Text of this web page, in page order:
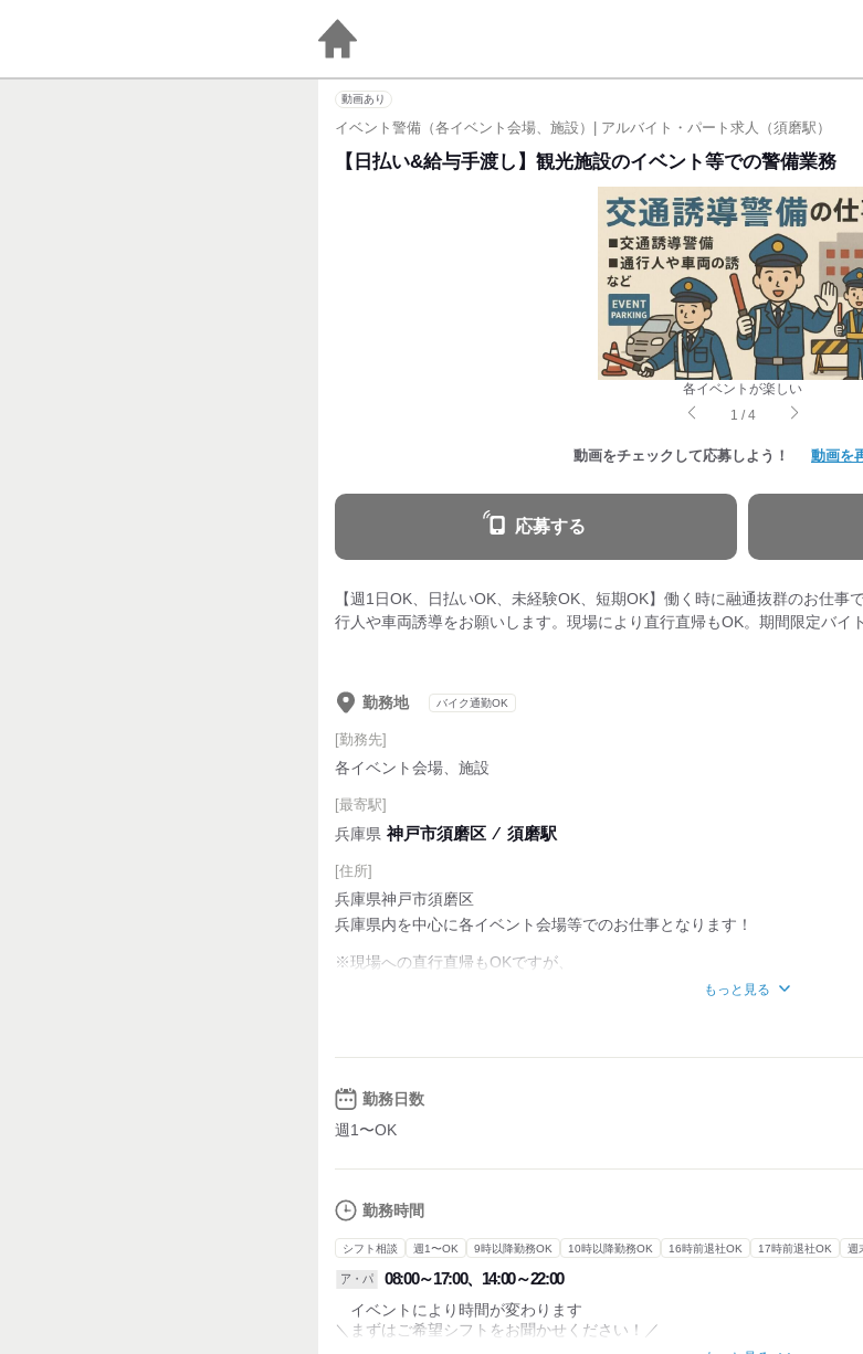
動画あり
イベント警備（各イベント会場、施設）| アルバイト・パート求人（須磨駅）
【日払い&給与手渡し】観光施設のイベント等での警備業務
各イベントが楽しい
1 /4
動画をチェックして応募しよう！ 動画を
応募する
【週1日OK、日払いOK、未経験OK、短期OK】働く時に融通抜群のお仕事
行人や車両誘導をお願いします。現場により直行直帰もOK。期間限定バイ
勤務地 バイク通勤OK
[勤務先]
各イベント会場、施設
[最寄駅]
兵庫県 神戸市須磨区 ⁄ 須磨駅
[住所]
兵庫県神戸市須磨区
兵庫県内を中心に各イベント会場等でのお仕事となります！
※現場への直行直帰もOKですが、
もっと見る
勤務日数
週1〜OK
勤務時間
シフト相談 週1〜OK 9時以降勤務OK 10時以降勤務OK 16時前退社OK 17時前退社OK 週
ア・パ 08:00～17:00、14:00～22:00
イベントにより時間が変わります
＼まずはご希望シフトをお聞かせください！／